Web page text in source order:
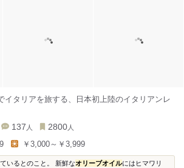
イタリアを旅する、日本初上陸のイタリアンレ
137 人 2800 人
￥3,000～￥3,999
いるとのこと。 新鮮なオリーブオイルにはヒマワリ